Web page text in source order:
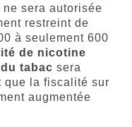
ne sera autorisée
restreint de
à seulement 600
de nicotine
tabac sera
que la fiscalité sur
augmentée